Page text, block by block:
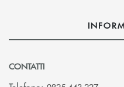
CONTATTI